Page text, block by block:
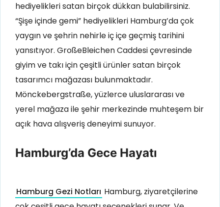
hediyelikleri satan birçok dükkan bulabilirsiniz.
“Şişe içinde gemi” hediyelikleri Hamburg’da çok
yaygın ve şehrin nehirle iç içe geçmiş tarihini
yansıtıyor. GroßeBleichen Caddesi çevresinde
giyim ve takı için çeşitli ürünler satan birçok
tasarımcı mağazası bulunmaktadır.
Mönckebergstraße, yüzlerce uluslararası ve
yerel mağaza ile şehir merkezinde muhteşem bir
açık hava alışveriş deneyimi sunuyor.
Hamburg’da Gece Hayatı
Hamburg Gezi Notları Hamburg, ziyaretçilerine